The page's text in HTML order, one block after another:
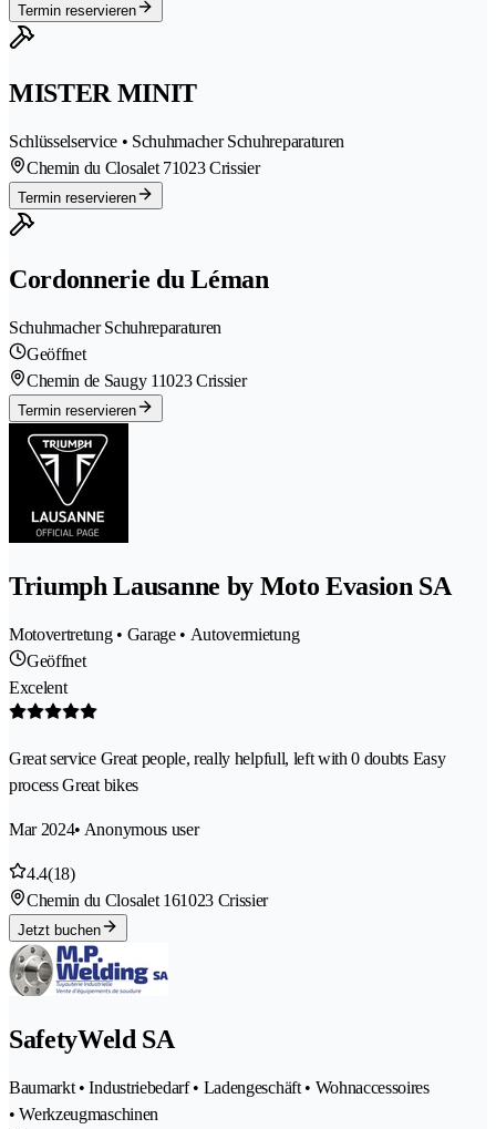
Termin reservieren
MISTER MINIT
Schlüsselservice • Schuhmacher Schuhreparaturen
Chemin du Closalet 71023 Crissier
Termin reservieren
Cordonnerie du Léman
Schuhmacher Schuhreparaturen
Geöffnet
Chemin de Saugy 11023 Crissier
Termin reservieren
Triumph Lausanne by Moto Evasion SA
Motovertretung • Garage • Autovermietung
Geöffnet
Excelent
Great service Great people, really helpfull, left with 0 doubts Easy
process Great bikes
Mar 2024• Anonymous user
4.4(18)
Chemin du Closalet 161023 Crissier
Jetzt buchen
SafetyWeld SA
Baumarkt • Industriebedarf • Ladengeschäft • Wohnaccessoires
• Werkzeugmaschinen